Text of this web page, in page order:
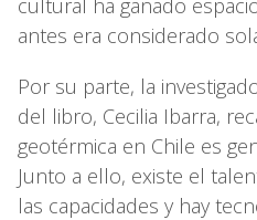
cultural ha ganado
antes era considerado
Por su parte, la
del libro, Cecilia Ibarra,
geotérmica en Chile es
Junto a ello, existe el
las capacidades y hay